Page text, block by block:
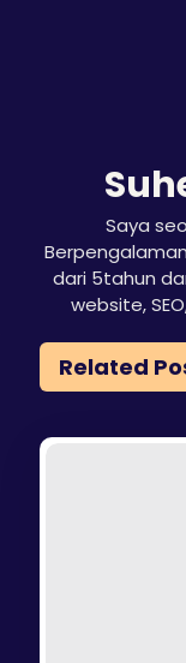
Saya
dari 5tahun
website,
Related